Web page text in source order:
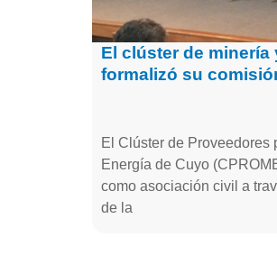
El clúster de minería
formalizó su
El Clúster de Proveedores
Energía de Cuyo
como asociación civil a
de la